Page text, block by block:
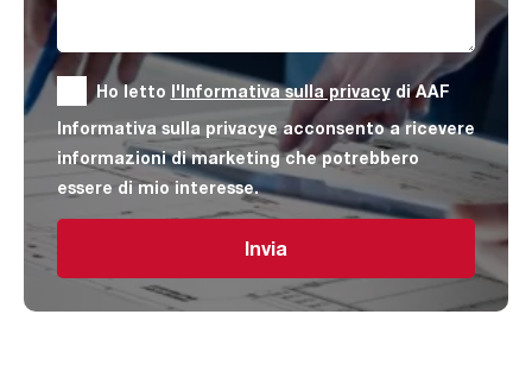
Ho letto l'Informativa sulla privacydi AAF
Informativa sulla privacye acconsento a ricevere
informazioni di marketing che potrebbero
essere di mio interesse.
Invia